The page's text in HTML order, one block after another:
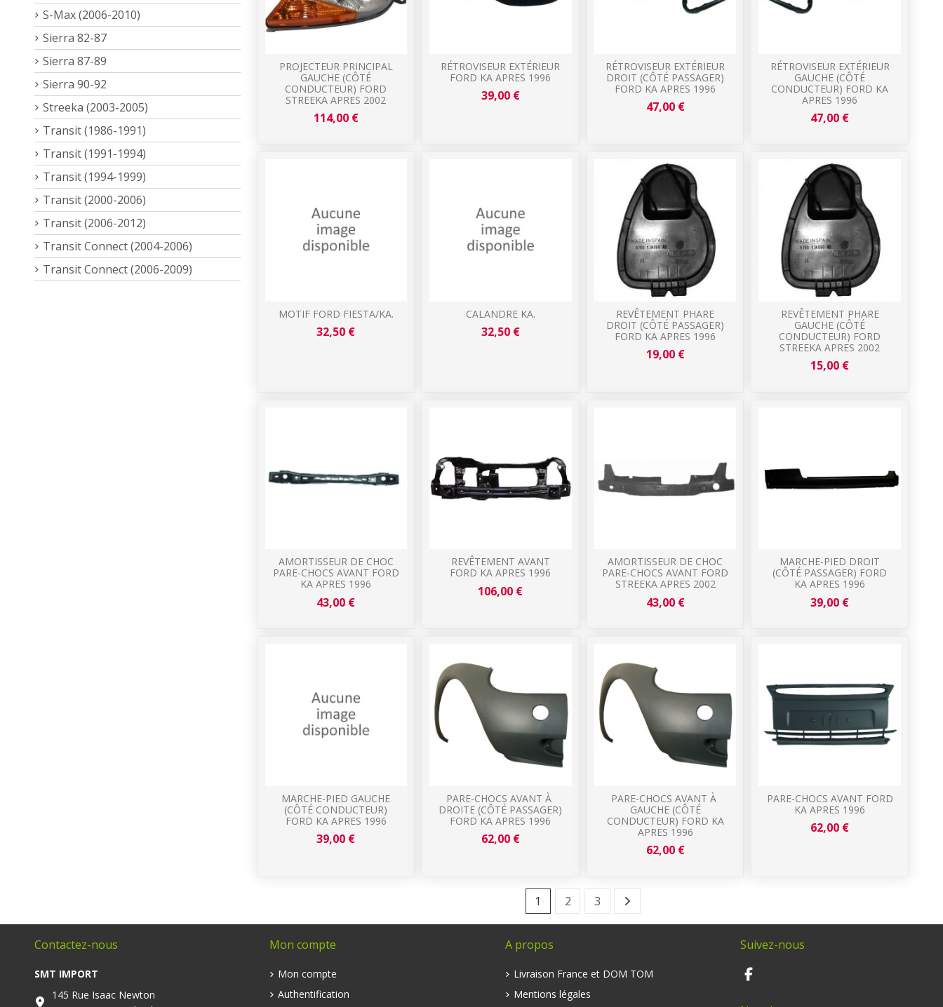
PROJECTEUR PRINCIPAL
GAUCHE (CÔTÉ
CONDUCTEUR) FORD
STREEKA APRES 2002
114,00 €
RÉTROVISEUR EXTÉRIEUR
FORD KA APRES 1996
39,00 €
RÉTROVISEUR EXTÉRIEUR
DROIT (CÔTÉ PASSAGER)
FORD KA APRES 1996
47,00 €
RÉTROVISEUR EXTÉRIEUR
GAUCHE (CÔTÉ
CONDUCTEUR) FORD KA
APRES 1996
47,00 €
MOTIF FORD FIESTA/KA.
32,50 €
CALANDRE KA.
32,50 €
REVÊTEMENT PHARE
DROIT (CÔTÉ PASSAGER)
FORD KA APRES 1996
19,00 €
REVÊTEMENT PHARE
GAUCHE (CÔTÉ
CONDUCTEUR) FORD
STREEKA APRES 2002
15,00 €
AMORTISSEUR DE CHOC
PARE-CHOCS AVANT FORD
KA APRES 1996
43,00 €
REVÊTEMENT AVANT
FORD KA APRES 1996
106,00 €
AMORTISSEUR DE CHOC
PARE-CHOCS AVANT FORD
STREEKA APRES 2002
43,00 €
MARCHE-PIED DROIT
(CÔTÉ PASSAGER) FORD
KA APRES 1996
39,00 €
MARCHE-PIED GAUCHE
(CÔTÉ CONDUCTEUR)
FORD KA APRES 1996
39,00 €
PARE-CHOCS AVANT À
DROITE (CÔTÉ PASSAGER)
FORD KA APRES 1996
62,00 €
PARE-CHOCS AVANT À
GAUCHE (CÔTÉ
CONDUCTEUR) FORD KA
APRES 1996
62,00 €
PARE-CHOCS AVANT FORD
KA APRES 1996
62,00 €
1 2 3
S-Max (2006-2010)
Sierra 82-87
Sierra 87-89
Sierra 90-92
Streeka (2003-2005)
Transit (1986-1991)
Transit (1991-1994)
Transit (1994-1999)
Transit (2000-2006)
Transit (2006-2012)
Transit Connect (2004-2006)
Transit Connect (2006-2009)
Contactez-nous
SMT IMPORT
145 Rue Isaac Newton
Mon compte
Mon compte
Authentification
A propos
Livraison France et DOM TOM
Mentions légales
Suivez-nous